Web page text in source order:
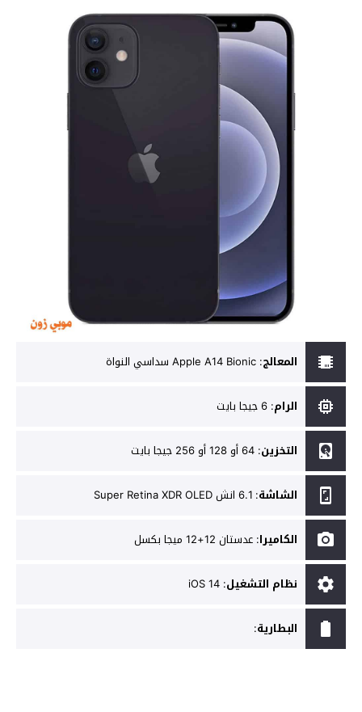
المعالج: Apple A14 Bionic سداسي النواة
الرام: 6 جيجا بايت
التخزين: 64 أو 128 أو 256 جيجا بايت
الشاشة: 6.1 انش Super Retina XDR OLED
الكاميرا: عدستان 12+12 ميجا بكسل
نظام التشغيل:
iOS 14
البطارية: